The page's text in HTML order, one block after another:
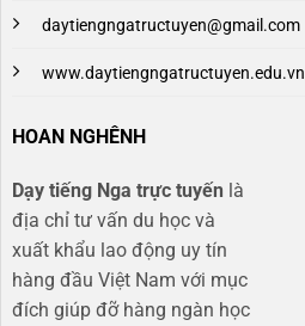
daytiengngatructuyen@gmail.com
www.daytiengngatructuyen.edu.vn
HOAN NGHÊNH
Dạy tiếng Nga trực tuyến là
địa chỉ tư vấn du học và
xuất khẩu lao động uy tín
hàng đầu Việt Nam với mục
đích giúp đỡ hàng ngàn học